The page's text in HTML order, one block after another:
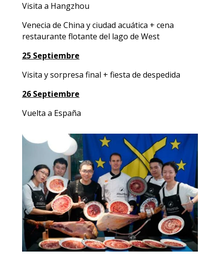
Visita a Hangzhou
Venecia de China y ciudad acuática + cena
restaurante flotante del lago de West
25 Septiembre
Visita y sorpresa final + fiesta de despedida
26 Septiembre
Vuelta a España